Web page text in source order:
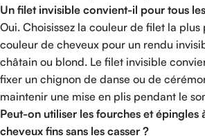
Un filet invisible convient-il pour tous
Oui. Choisissez la couleur de filet la
couleur de cheveux pour un rendu
châtain ou blond. Le filet invisible
fixer un chignon de danse ou de
maintenir une mise en plis pendant le
Peut-on utiliser les fourches et épingles
cheveux fins sans les casser ?